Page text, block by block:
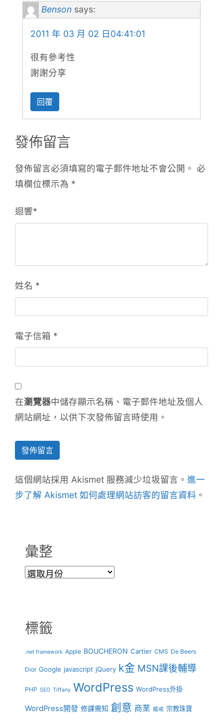
Benson says:
2011 年 03 月 02 日04:41:01
很有參考性
謝謝分享
回覆
發佈留言
發佈留言必須填寫的電子郵件地址不會公開。 必
填欄位標示為 *
迴響*
姓名 *
電子信箱 *
在瀏覽器中儲存顯示名稱、電子郵件地址及個人
網站網址，以供下次發佈留言時使用。
這個網站採用 Akismet 服務減少垃圾留言。 進一
步了解 Akismet 如何處理網站訪客的留言資料 。
彙整
彙
標籤
.net framework Apple BOUCHERON Cartier CMS De Beers
Dior Google javascript jQuery k金 MSN課後輔導
PHP SEO Tiffany WordPress WordPress外掛
WordPress開發 修課需知 創意 商業 婚戒 宗教珠寶